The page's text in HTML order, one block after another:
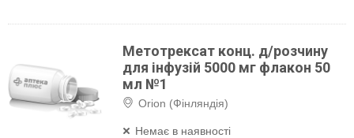
Метотрексат конц. д/розчину
для інфузій 5000 мг флакон 50
мл №1
Orion (Фінляндія)
Немає в наявності